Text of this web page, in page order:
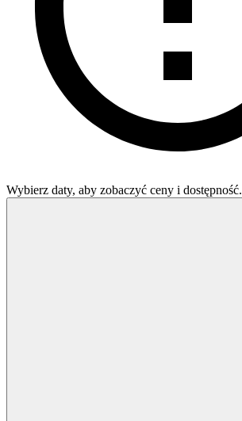
Wybierz daty, aby zobaczyć ceny i dostępność.